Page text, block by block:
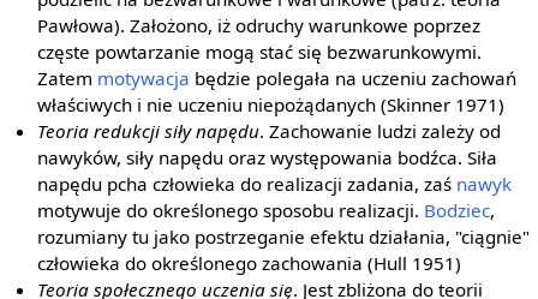
Pawłowa). Założono, iż odruchy warunkowe poprzez
częste powtarzanie mogą stać się bezwarunkowymi.
Zatem motywacja będzie polegała na uczeniu zachowań
właściwych i nie uczeniu niepożądanych (Skinner 1971)
Teoria redukcji siły napędu. Zachowanie ludzi zależy od
nawyków, siły napędu oraz występowania bodźca. Siła
napędu pcha człowieka do realizacji zadania, zaś nawyk
motywuje do określonego sposobu realizacji. Bodziec,
rozumiany tu jako postrzeganie efektu działania, "ciągnie"
człowieka do określonego zachowania (Hull 1951)
Teoria społecznego uczenia się. Jest zbliżona do teorii